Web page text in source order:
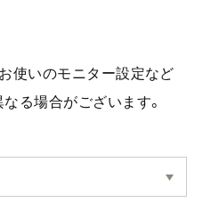
使いのモニター設定など
る場合がございます。